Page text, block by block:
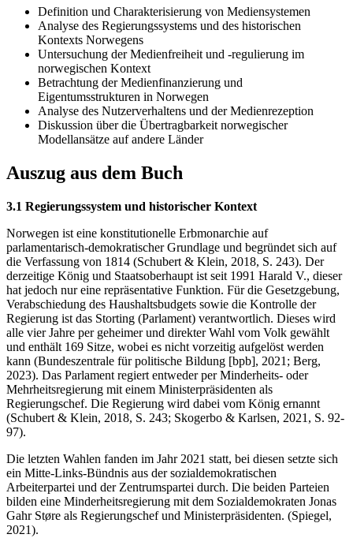
Definition und Charakterisierung von Mediensystemen
Analyse des Regierungssystems und des historischen
Kontexts Norwegens
Untersuchung der Medienfreiheit und -regulierung im
norwegischen Kontext
Betrachtung der Medienfinanzierung und
Eigentumsstrukturen in Norwegen
Analyse des Nutzerverhaltens und der Medienrezeption
Diskussion über die Übertragbarkeit norwegischer
Modellansätze auf andere Länder
Auszug aus dem Buch
3.1 Regierungssystem und historischer Kontext
Norwegen ist eine konstitutionelle Erbmonarchie auf
parlamentarisch-demokratischer Grundlage und begründet sich auf
die Verfassung von 1814 (Schubert & Klein, 2018, S. 243). Der
derzeitige König und Staatsoberhaupt ist seit 1991 Harald V., dieser
hat jedoch nur eine repräsentative Funktion. Für die Gesetzgebung,
Verabschiedung des Haushaltsbudgets sowie die Kontrolle der
Regierung ist das Storting (Parlament) verantwortlich. Dieses wird
alle vier Jahre per geheimer und direkter Wahl vom Volk gewählt
und enthält 169 Sitze, wobei es nicht vorzeitig aufgelöst werden
kann (Bundeszentrale für politische Bildung [bpb], 2021; Berg,
2023). Das Parlament regiert entweder per Minderheits- oder
Mehrheitsregierung mit einem Ministerpräsidenten als
Regierungschef. Die Regierung wird dabei vom König ernannt
(Schubert & Klein, 2018, S. 243; Skogerbo & Karlsen, 2021, S. 92-
97).
Die letzten Wahlen fanden im Jahr 2021 statt, bei diesen setzte sich
ein Mitte-Links-Bündnis aus der sozialdemokratischen
Arbeiterpartei und der Zentrumspartei durch. Die beiden Parteien
bilden eine Minderheitsregierung mit dem Sozialdemokraten Jonas
Gahr Støre als Regierungschef und Ministerpräsidenten. (Spiegel,
2021).